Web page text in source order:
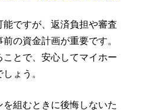
ですが、返済負担や審査
の資金計画が重要です。
とで、安心してマイホー
ょう。
組むときに後悔しないた